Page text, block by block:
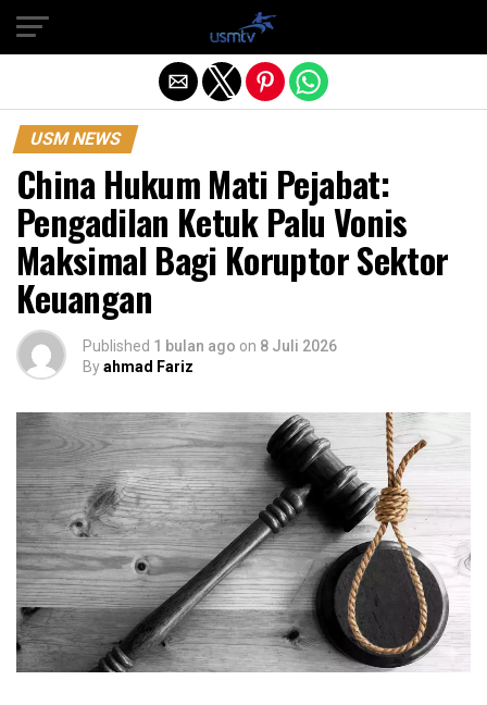
USM NEWS
China Hukum Mati Pejabat:
Pengadilan Ketuk Palu Vonis
Maksimal Bagi Koruptor Sektor
Keuangan
Published 1 bulan ago on 8 Juli 2026
Byahmad Fariz
Exit mobile version